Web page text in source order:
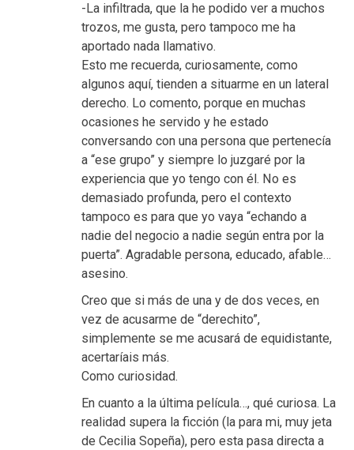
-La infiltrada, que la he podido ver a muchos
trozos, me gusta, pero tampoco me ha
aportado nada llamativo.
Esto me recuerda, curiosamente, como
algunos aquí, tienden a situarme en un lateral
derecho. Lo comento, porque en muchas
ocasiones he servido y he estado
conversando con una persona que pertenecía
a “ese grupo” y siempre lo juzgaré por la
experiencia que yo tengo con él. No es
demasiado profunda, pero el contexto
tampoco es para que yo vaya “echando a
nadie del negocio a nadie según entra por la
puerta”. Agradable persona, educado, afable…
asesino.
Creo que si más de una y de dos veces, en
vez de acusarme de “derechito”,
simplemente se me acusará de equidistante,
acertaríais más.
Como curiosidad.
En cuanto a la última película…, qué curiosa. La
realidad supera la ficción (la para mi, muy jeta
de Cecilia Sopeña), pero esta pasa directa a